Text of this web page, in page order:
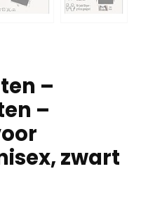
–
–
zwart